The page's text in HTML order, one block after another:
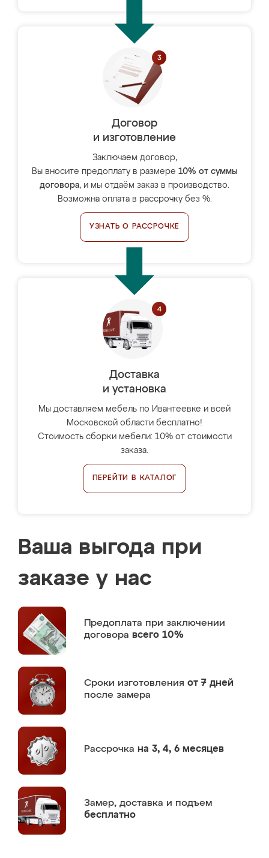
Договор
и изготовление
Заключаем договор,
Вы вносите предоплату в размере 10% от суммы
договора, и мы отдаём заказ в производство.
Возможна оплата в рассрочку без %.
УЗНАТЬ О РАССРОЧКЕ
Доставка
и установка
Мы доставляем мебель по Ивантеевке и всей
Московской области бесплатно!
Стоимость сборки мебели: 10% от стоимости
заказа.
ПЕРЕЙТИ В КАТАЛОГ
Ваша выгода при
заказе у нас
Предоплата при заключении
договора всего 10%
Сроки изготовления от 7 дней
после замера
Рассрочка на 3, 4, 6 месяцев
Замер, доставка и подъем
бесплатно